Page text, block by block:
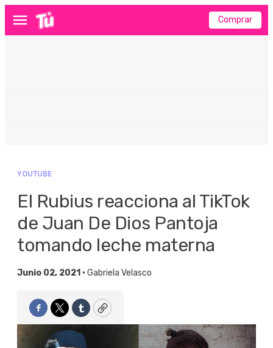
Menú Comprar
YOUTUBE
El Rubius reacciona al TikTok
de Juan De Dios Pantoja
tomando leche materna
Junio 02, 2021 • Gabriela Velasco
Facebook
TwitterTumblrCopy